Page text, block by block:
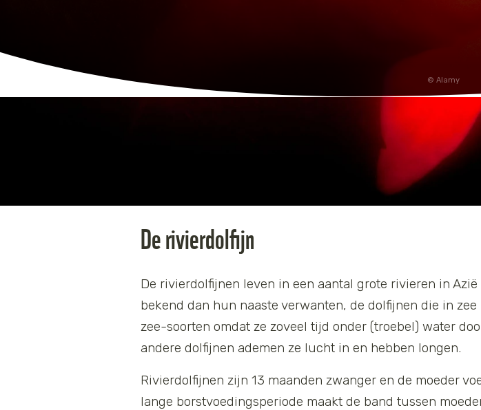
Alamy
De rivierdolfijn
De rivierdolfijnen leven in een aantal grote rivieren in
bekend dan hun naaste verwanten, de dolfijnen die in
zee-soorten omdat ze zoveel tijd onder (troebel) water
andere dolfijnen ademen ze lucht in en hebben longen.
Rivierdolfijnen zijn 13 maanden zwanger en de moeder
lange borstvoedingsperiode maakt de band tussen